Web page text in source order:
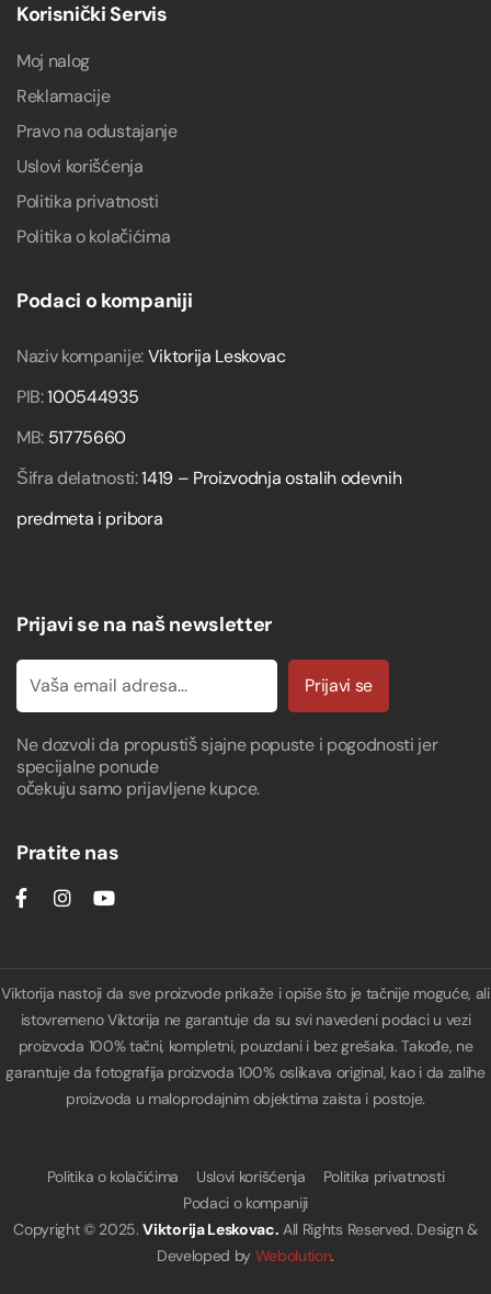
Korisnički Servis
Moj nalog
Reklamacije
Pravo na odustajanje
Uslovi korišćenja
Politika privatnosti
Politika o kolačićima
Podaci o kompaniji
Naziv kompanije:Viktorija Leskovac
PIB:100544935
MB: 51775660
Šifra delatnosti:1419 – Proizvodnja ostalih odevnih
predmeta i pribora
Prijavi se na naš newsletter
Prijavi se
Ne dozvoli da propustiš sjajne popuste i pogodnosti jer
specijalne ponude
očekuju samo prijavljene kupce.
Pratite nas
Viktorija nastoji da sve proizvode prikaže i opiše što je tačnije moguće, ali
istovremeno Viktorija ne garantuje da su svi navedeni podaci u vezi
proizvoda 100% tačni, kompletni, pouzdani i bez grešaka. Takođe, ne
garantuje da fotografija proizvoda 100% oslikava original, kao i da zalihe
proizvoda u maloprodajnim objektima zaista i postoje.
Copyright © 2025.Viktorija Leskovac. All Rights Reserved. Design &
Developed by Webolution.
Politika o kolačićima Uslovi korišćenja
Politika privatnosti
Podaci o kompaniji